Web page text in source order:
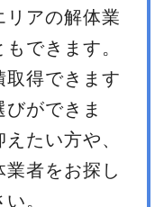
リアの解体業
できます。
取得できます
ができま
たい方や、
者をお探し
。